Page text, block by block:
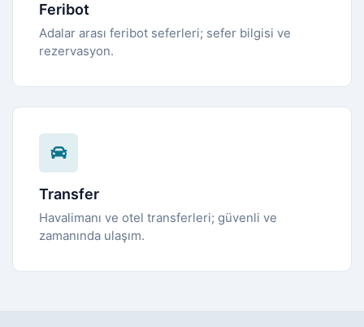
Feribot
Adalar arası feribot seferleri; sefer bilgisi ve
rezervasyon.
Transfer
Havalimanı ve otel transferleri; güvenli ve
zamanında ulaşım.